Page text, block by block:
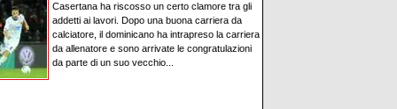
Casertana ha riscosso un certo clamore tra gli
addetti ai lavori. Dopo una buona carriera da
calciatore, il dominicano ha intrapreso la carriera
da allenatore e sono arrivate le congratulazioni
da parte di un suo vecchio...